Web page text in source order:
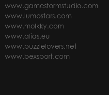
www.gamestormstudio.com
www.lumostars.com
www.molkky.com
www.alias.eu
www.puzzlelovers.net
www.bexsport.com